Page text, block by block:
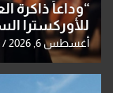
“وداعاً ذاكرة
للأوركسترا
أغسطس 6, 2026